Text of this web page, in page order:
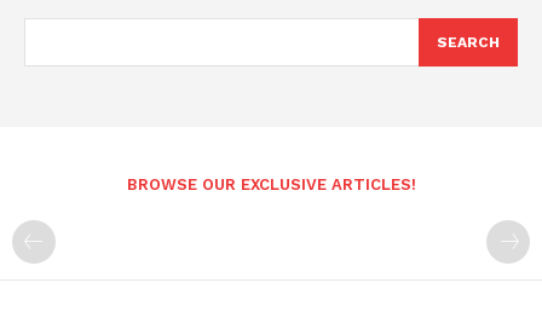
SEARCH
BROWSE OUR EXCLUSIVE ARTICLES!